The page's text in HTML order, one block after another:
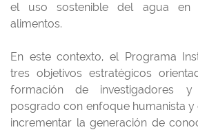
el uso sostenible del agua en
alimentos.
En este contexto, el Programa
tres objetivos estratégicos
formación de investigadores
posgrado con enfoque humanista y
incrementar la generación de